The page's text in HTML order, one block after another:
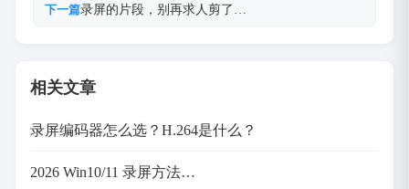
下一篇录屏的片段，别再求人剪了…
相关文章
录屏编码器怎么选？H.264是什么？
2026 Win10/11 录屏方法…